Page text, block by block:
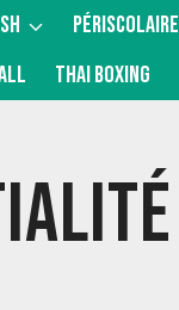
PÉRISCOLAIRE
THAI BOXING